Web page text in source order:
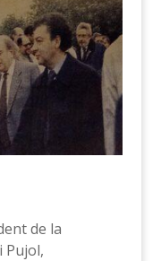
de la
Pujol,